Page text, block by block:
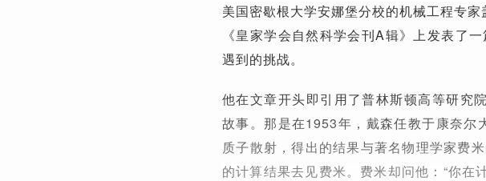
美国密歇根大学安娜堡分校的机械工程专
《皇家学会自然科学会刊A辑》上发表了
遇到的挑战。
他在文章开头即引用了普林斯顿高等研究
故事。那是在1953年，戴森任教于康奈尔
质子散射，得出的结果与著名物理学家费
的计算结果去见费米。费米却问他：“你在